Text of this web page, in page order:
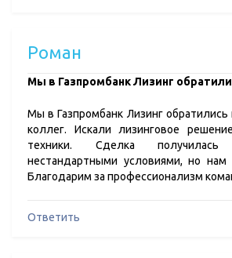
Роман
​Мы в Газпромбанк Лизинг
Мы в Газпромбанк Лизинг
коллег. Искали лизинговое
техники. Сделка
нестандартными условиями, но нам
Благодарим за профессионализм
Ответить